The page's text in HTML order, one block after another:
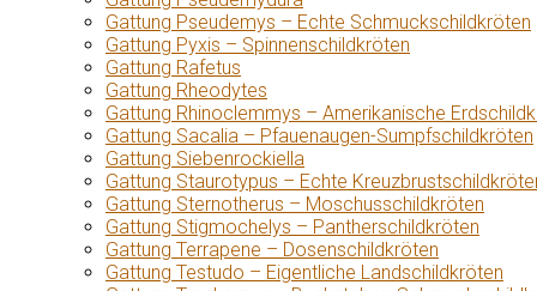
Gattung Pseudemys – Echte Schmuckschildkröten
Gattung Pyxis – Spinnenschildkröten
Gattung Rafetus
Gattung Rheodytes
Gattung Rhinoclemmys – Amerikanische
Gattung Sacalia – Pfauenaugen-Sumpfschildkröten
Gattung Siebenrockiella
Gattung Staurotypus – Echte
Gattung Sternotherus – Moschusschildkröten
Gattung Stigmochelys – Pantherschildkröten
Gattung Terrapene – Dosenschildkröten
Gattung Testudo – Eigentliche Landschildkröten